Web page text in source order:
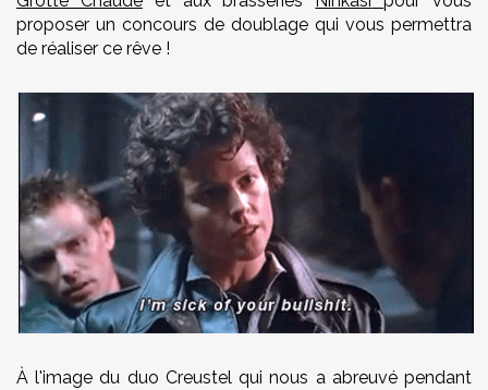
proposer un concours de doublage qui vous permettra
de réaliser ce rêve !
À l'image du duo Creustelqui nous a abreuvé pendant